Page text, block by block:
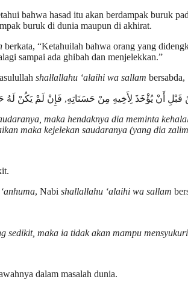
bahwa hasad itu akan berdampak buruk
buruk di dunia maupun di akhirat.
berkata, “Ketahuilah bahwa orang yang
sampai ada ghibah dan menjelekkan.”
shallallahu ‘alaihi wa sallam bersabda,
قَبْلِ أَنْ يُؤْخَذَ لِأَخِيهِ مِنْ حَسَنَاتِهِ, فَإِنْ لَمْ
maka hendaknya dia meminta
maka kejelekan saudaranya (yang dia
, Nabi shallallahu ‘alaihi wa sallam
sedikit, maka ia tidak akan mampu
dalam masalah dunia.